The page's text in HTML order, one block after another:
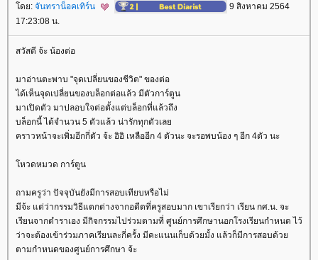
ดย: จันทราน็อคเทิร์น
9 สิงหาคม 2564
17:23:08 น.
สวัสดี จ้ะ น้องต่อ
มาอ่านตะพาบ "จุดเปลี่ยนของชีวิต" ของต่อ
ได้เห็นจุดเปลี่ยนของบล็อกต่อแล้ว มีตัวการ์ตูน
มาเปิดตัว มาปลอบใจต่อตั้งแต่บล็อกที่แล้วถึง
บล็อกนี้ ได้จำนวน 5 ตัวแล้ว น่ารักทุกตัวเล
คราวหน้าจะเพิ่มอีกกี่ตัว จ้ะ อิอิ เหลืออีก 4 ตัวนะ จะรอพบน้อง ๆ อีก 4ตัว นะ
หวดหมวด การ์ตูน
ถามครูว่า ปัจจุบันยังมีการสอบเทียบหรือไม่
มีจ้ะ แต่ว่ากรรมวิธีแตกต่างจากอดีตที่ครูสอบมาก เขาเรียกว่า เรียน กศ.น. จะ
เรียนจากตำราเอง มีกิจกรรมไปร่วมตามที่ ศูนย์การศึกษานอกโรงเรียนกำหนด ไว้
ว่าจะต้องเข้าร่วมภาคเรียนละกี่ครั้ง มีคะแนนเก็บด้วยมั้ง แล้วก็มีการสอบด้ว
ตามกำหนดของศูนย์การศึกษา จ้ะ